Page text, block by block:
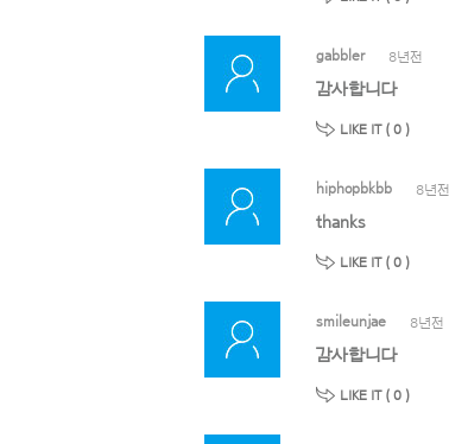
gabbler 8년전
감사합니다
LIKE IT ( 0 )
hiphopbkbb 8년전
thanks
LIKE IT ( 0 )
smileunjae 8년전
감사합니다
LIKE IT ( 0 )